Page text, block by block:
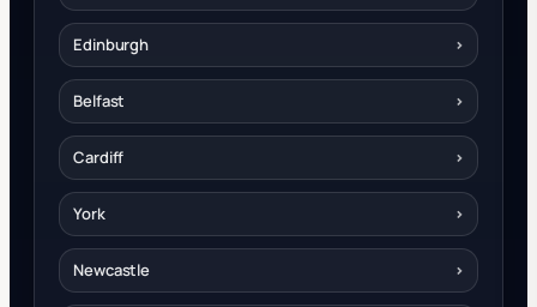
Edinburgh ›
Belfast ›
Cardiff ›
York ›
Newcastle ›